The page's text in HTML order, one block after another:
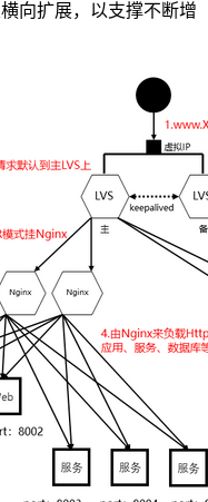
向扩展，以支撑不断增